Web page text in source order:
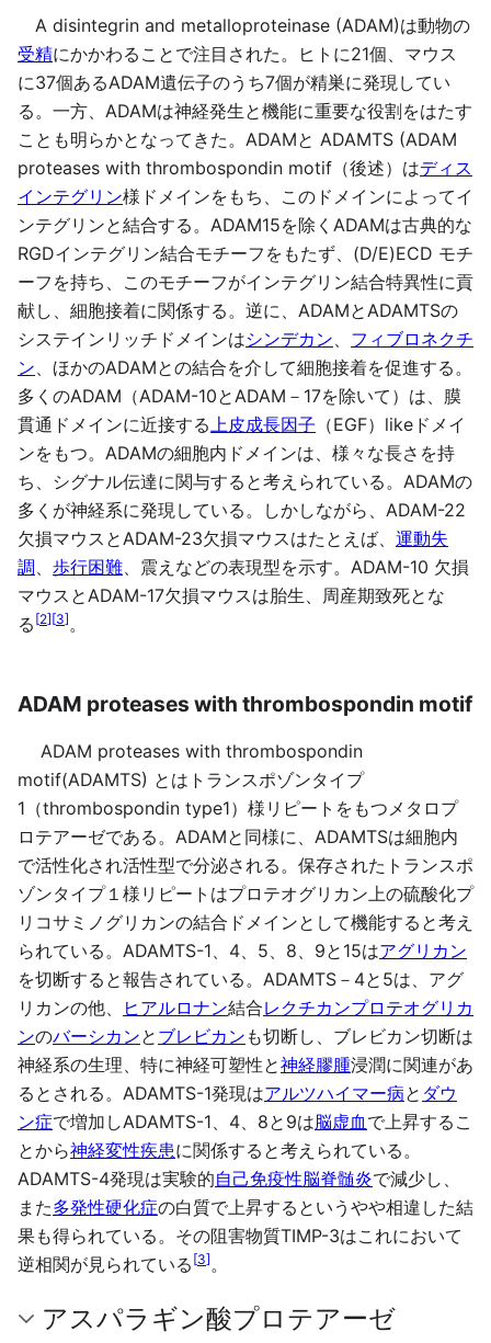
A disintegrin and metalloproteinase (ADAM)は動物の
受精にかかわることで注目された。ヒトに21個、マウス
に37個あるADAM遺伝子のうち7個が精巣に発現してい
る。一方、ADAMは神経発生と機能に重要な役割をはたす
ことも明らかとなってきた。ADAMと ADAMTS (ADAM
proteases with thrombospondin motif（後述）はディス
インテグリン様ドメインをもち、このドメインによってイ
ンテグリンと結合する。ADAM15を除くADAMは古典的な
RGDインテグリン結合モチーフをもたず、(D/E)ECD モチ
ーフを持ち、このモチーフがインテグリン結合特異性に貢
献し、細胞接着に関係する。逆に、ADAMとADAMTSの
システインリッチドメインはシンデカン、 フィブロネクチ
ン、ほかのADAMとの結合を介して細胞接着を促進する。
多くのADAM（ADAM-10とADAM－17を除いて）は、膜
貫通ドメインに近接する上皮成長因子 （EGF）likeドメイ
ンをもつ。ADAMの細胞内ドメインは、様々な長さを持
ち、シグナル伝達に関与すると考えられている。ADAMの
多くが神経系に発現している。しかしながら、ADAM-22
欠損マウスとADAM-23欠損マウスはたとえば、 運動失
調、 歩行困難、震えなどの表現型を示す。ADAM-10 欠損
マウスとADAM-17欠損マウスは胎生、周産期致死とな
る [2][3]。
ADAM proteases with thrombospondin motif
ADAM proteases with thrombospondin
motif(ADAMTS) とはトランスポゾンタイプ
1（thrombospondin type1）様リピートをもつメタロプ
ロテアーゼである。ADAMと同様に、ADAMTSは細胞内
で活性化され活性型で分泌される。保存されたトランスポ
ゾンタイプ１様リピートはプロテオグリカン上の硫酸化プ
リコサミノグリカンの結合ドメインとして機能すると考え
られている。ADAMTS-1、4、5、8、9と15はアグリカン
を切断すると報告されている。ADAMTS－4と5は、アグ
リカンの他、
ヒアルロナン結合レクチカンプロテオグリカ
ンのバーシカンと ブレビカン も切断し、ブレビカン切断は
神経系の生理、特に神経可塑性と神経膠腫浸潤に関連があ
るとされる。ADAMTS-1発現はアルツハイマー病と ダウ
ン症で増加しADAMTS-1、4、8と9は脳虚血 で上昇するこ
とから神経変性疾患に関係すると考えられている。
ADAMTS-4発現は実験的自己免疫性脳脊髄炎で減少し、
また多発性硬化症の白質で上昇するというやや相違した結
果も得られている。その阻害物質TIMP-3はこれにおいて
逆相関が見られている [3]。
アスパラギン酸プロテアーゼ